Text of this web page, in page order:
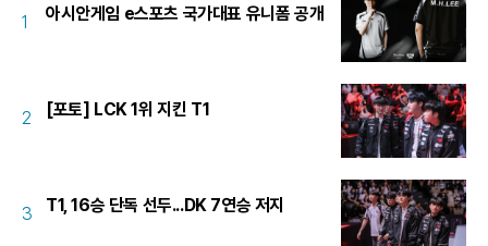
1 아시안게임 e스포츠 국가대표 유니폼 공개
2 [포토] LCK 1위 지킨 T1
3 T1, 16승 단독 선두...DK 7연승 저지